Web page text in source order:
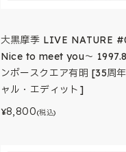
大黒摩季 LIVE NATURE
Nice to meet you～
ンボースクエア有明 [35周
ャル・エディット]
¥8,800(税込)